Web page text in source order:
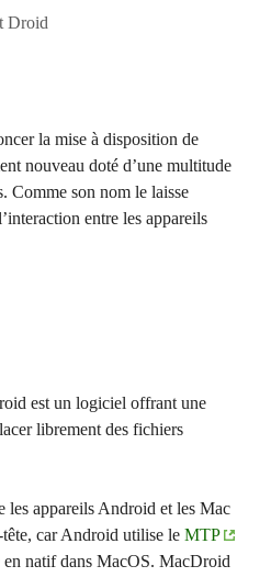
Droid
la mise à disposition de
nouveau doté d’une multitude
Comme son nom le laisse
entre les appareils
est un logiciel offrant une
librement des fichiers
les appareils Android et les Mac
car Android utilise le MTP
en natif dans MacOS. MacDroid